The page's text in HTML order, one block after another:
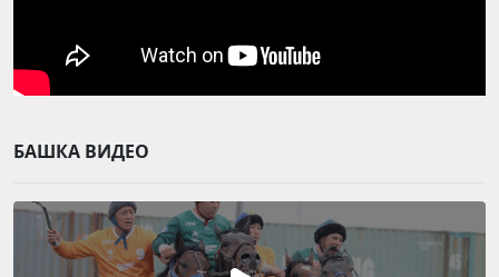
БАШКА ВИДЕО